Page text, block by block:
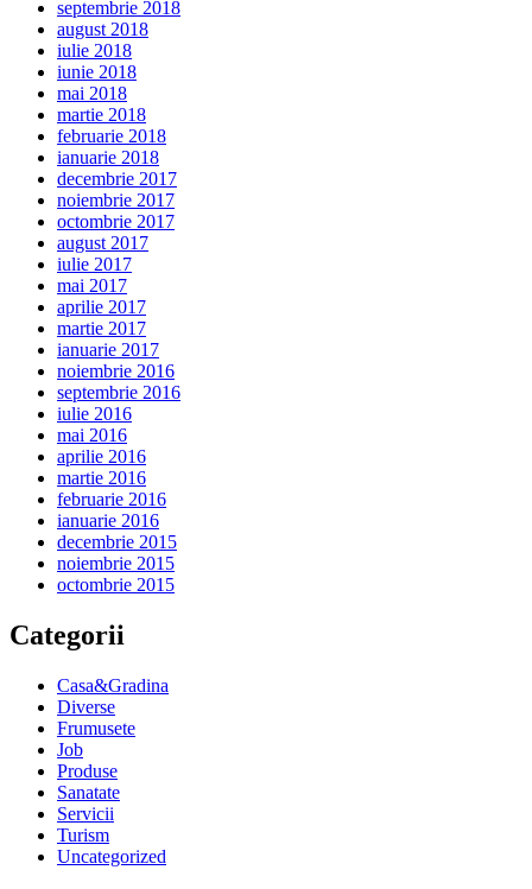
septembrie 2018
august 2018
iulie 2018
iunie 2018
mai 2018
martie 2018
februarie 2018
ianuarie 2018
decembrie 2017
noiembrie 2017
octombrie 2017
august 2017
iulie 2017
mai 2017
aprilie 2017
martie 2017
ianuarie 2017
noiembrie 2016
septembrie 2016
iulie 2016
mai 2016
aprilie 2016
martie 2016
februarie 2016
ianuarie 2016
decembrie 2015
noiembrie 2015
octombrie 2015
Categorii
Casa&Gradina
Diverse
Frumusete
Job
Produse
Sanatate
Servicii
Turism
Uncategorized